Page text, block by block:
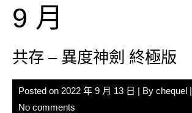
9 月
共存 – 異度神劍 終極版
Posted on 2022 年 9 月 13 日 | By chequel |
No comments